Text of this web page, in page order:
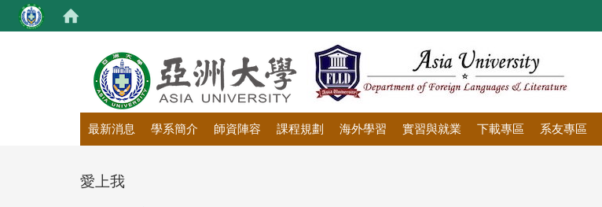
最新消息 學系簡介 師資陣容 課程規劃 海外學習 實習與就業 下載專區 系友專區
愛上我